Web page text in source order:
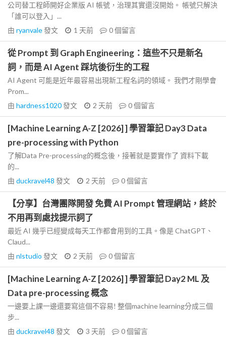
公司替工程師開好企業版 AI 帳號，治理其實還沒開始。 帳號只解決
「誰可以登入」...
由 ryanvale發文 1 天前 0個留言
從 Prompt 到 Graph Engineering：這些不只是新名
詞，而是 AI Agent 踩坑後衍生的工程
AI Agent 可能是近年最容易出現新工程名詞的領域。 我們才剛學會
Prom...
由 hardness1020發文 2 天前 0個留言
[Machine Learning A-Z [2026] ] 學習筆記 Day3 Data
pre-processing with Python
了解Data Pre-processing的概念後，接著就是要實作了 資料下載
的...
由 duckravel48 發文 2 天前 0個留言
【分享】台灣團隊開發 免費 AI Prompt 管理網站，終於
不用再到處找提示詞了
最近 AI 幾乎已經變成每天工作都會用到的工具。像是 ChatGPT、
Claud...
由 nlstudio 發文 2 天前 0個留言
[Machine Learning A-Z [2026] ] 學習筆記 Day2 ML 及
Data pre-processing 概念
一邊要上課一邊還要寫這個不容易! 整個machine learning分成三個
步...
由 duckravel48 發文 3 天前 0個留言